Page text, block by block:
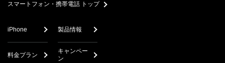
スマートフォン・携帯電話 トップ
iPhone 製品情報
料金プラン
キャンペー
ン